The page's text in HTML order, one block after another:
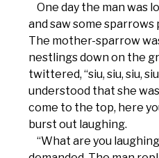
One day the man was
and saw some
The mother-sparrow
nestlings down on the
twittered, “siu, siu, siu,
understood that she was
come to the top, here
burst out laughing.
“What are you